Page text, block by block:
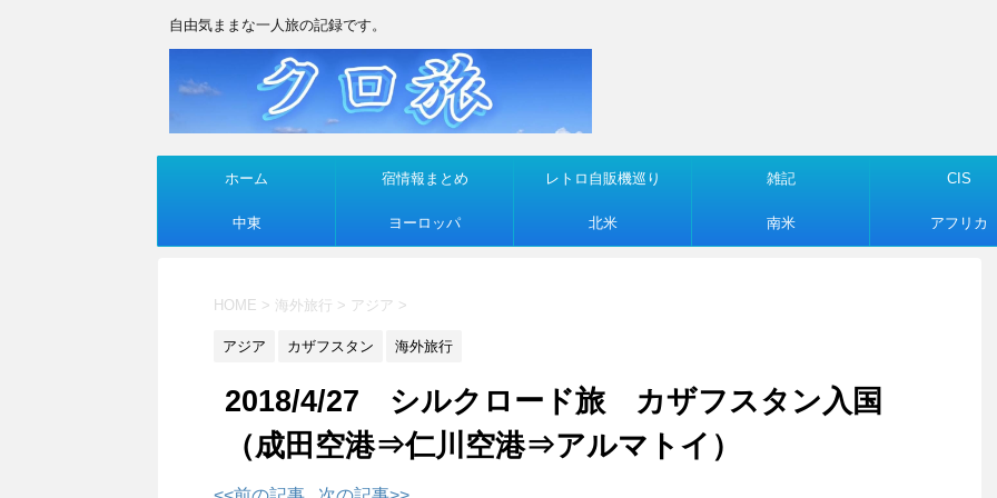
自由気ままな一人旅の記録です。
ホーム 宿情報まとめ レトロ自販機巡り 雑記 CIS
中東 ヨーロッパ 北米 南米 アフリカ
HOME > 海外旅行 > アジア >
アジア カザフスタン 海外旅行
2018/4/27 シルクロード旅 カザフスタン入国
（成田空港⇒仁川空港⇒アルマトイ）